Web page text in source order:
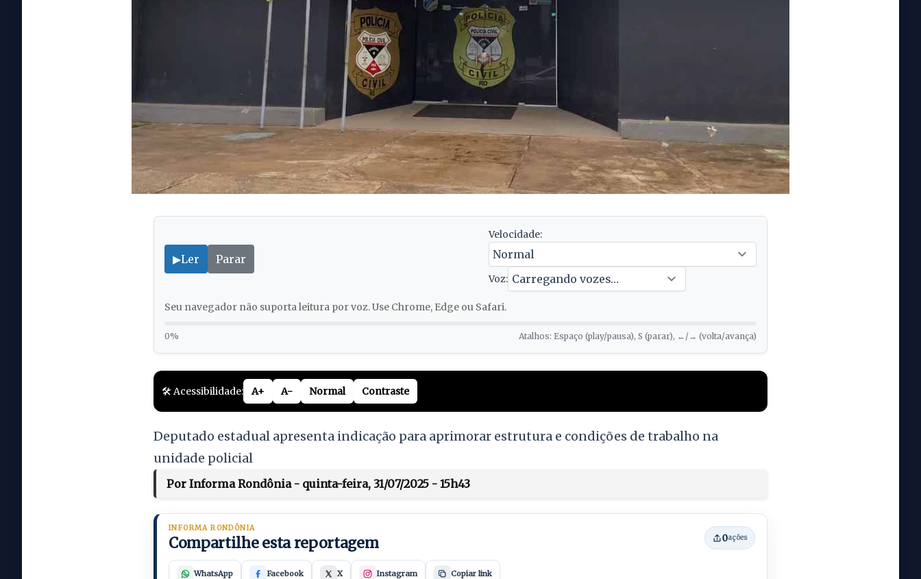
▶Ler Parar
Velocidade:
Voz:
Seu navegador não suporta leitura por voz. Use Chrome, Edge ou Safari.
0% Atalhos: Espaço (play/pausa), S (parar), ←/→ (volta/avança)
🛠️ Acessibilidade: A+ A- Normal Contraste
Deputado estadual apresenta indicação para aprimorar estrutura e condições de trabalho na
unidade policial
Por Informa Rondônia - quinta-feira, 31/07/2025 - 15h43
INFORMA RONDÔNIA
Compartilhe esta reportagem 0ações
WhatsApp Facebook X Instagram Copiar link